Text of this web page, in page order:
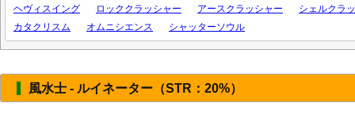
ヘヴィスイング
ロッククラッシャー アースクラッシャー
シェルクラ
カタクリスム
オムニシエンス シャッターソウル
風水士 - ルイネーター（STR：20%）